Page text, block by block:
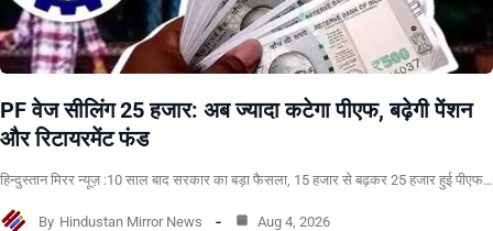
PF वेज सीलिंग 25 हजार: अब ज्यादा कटेगा पीएफ, बढ़ेगी पेंशन
और रिटायरमेंट फंड
हिन्दुस्तान मिरर न्यूज़ :10 साल बाद सरकार का बड़ा फैसला, 15 हजार से बढ़कर 25 हजार हुई पीएफ…
By Hindustan Mirror News Aug 4, 2026